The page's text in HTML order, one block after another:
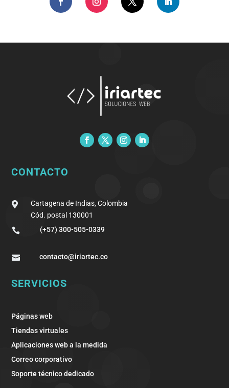
CONTACTO

Cartagena de Indias, Colombia
Cód. postal 130001

(+57) 300-505-0339
 contacto@iriartec.co
SERVICIOS
Páginas web
Tiendas virtuales
Aplicaciones web a la medida
Correo corporativo
Soporte técnico dedicado